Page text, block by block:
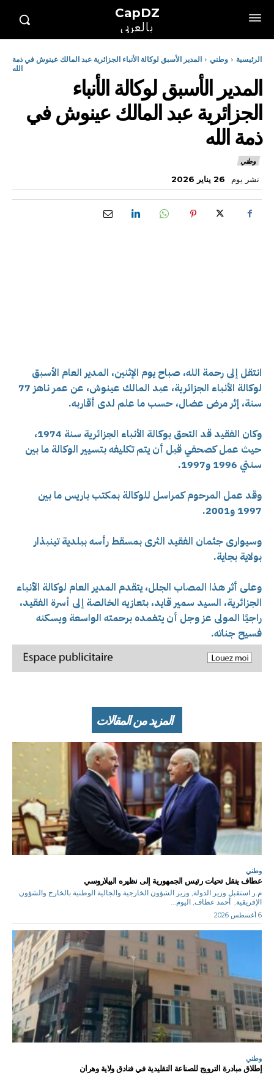
CapDZ
بالعربي
الرئيسية وطني
المدير الأسبق لوكالة الأنباء الجزائرية عبد المالك عينوش في ذمة
الله
المدير الأسبق لوكالة الأنباء
الجزائرية عبد المالك عينوش في
ذمة الله
وطني
نشر يوم 26 يناير 2026
انتقل إلى رحمة الله، صباح يوم الإثنين، المدير العام الأسبق
لوكالة الأنباء الجزائرية، عبد المالك عينوش، عن عمر ناهز 77
سنة، إثر مرض عضال، حسب ما علم لدى أقاربه.
وكان الفقيد قد التحق بوكالة الأنباء الجزائرية سنة 1974،
حيث عمل كصحفي قبل أن يتم تكليفه بتسيير الوكالة ما بين
سنتي 1996 و1997.
وقد عمل المرحوم كمراسل للوكالة بمكتب باريس ما بين
1997 و2001.
وسيوارى جثمان الفقيد الثرى بمسقط رأسه ببلدية تينبذار
بولاية بجاية.
وعلى أثر هذا المصاب الجلل، يتقدم المدير العام لوكالة الأنباء
الجزائرية، السيد سمير قايد، بتعازيه الخالصة إلى أسرة الفقيد،
راجيًا المولى عز وجل أن يتغمده برحمته الواسعة ويسكنه
فسيح جناته.
المزيد من المقالات
وطني
عطاف ينقل تحيات رئيس الجمهورية إلى نظيره البيلاروسي
م.ر استقبل وزير الدولة, وزير الشؤون الخارجية والجالية الوطنية بالخارج والشؤون
الإفريقية, أحمد عطاف, اليوم...
6 أغسطس 2026
وطني
إطلاق مبادرة الترويج للصناعة التقليدية في فنادق ولاية وهران